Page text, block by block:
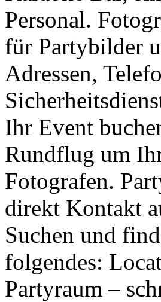
Personal.
für Partybilder
Adressen,
Ihr Event
Rundflug um
Fotografen.
direkt Kontakt
Suchen und
folgendes:
Partyraum –